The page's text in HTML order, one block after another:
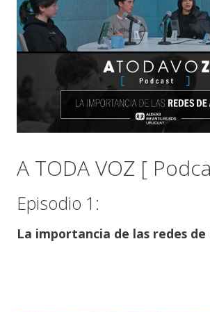
A TODA VOZ [
Episodio 1:
La importancia de las redes de